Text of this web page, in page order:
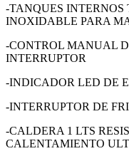
-TANQUES
INOXIDABLE PARA
-CONTROL MANUAL
INTERRUPTOR
-INDICADOR LED DE
-INTERRUPTOR DE
-CALDERA 1 LTS
CALENTAMIENTO